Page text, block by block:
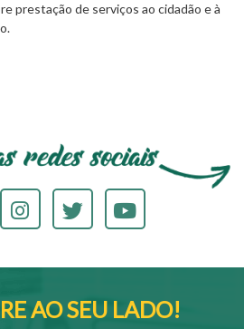
prestação de serviços ao cidadão e à
AO SEU LADO!